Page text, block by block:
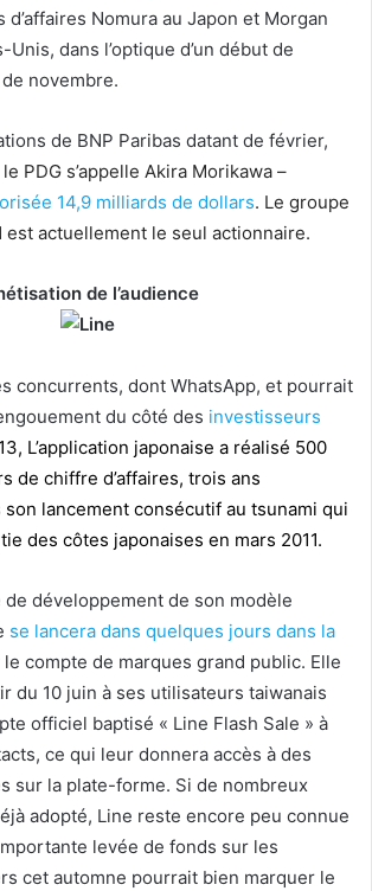
d’affaires Nomura au Japon et Morgan
Unis, dans l’optique d’un début de
novembre.
de BNP Paribas datant de février,
PDG s’appelle Akira Morikawa –
14,9 milliards de dollars. Le groupe
est actuellement le seul actionnaire.
de l’audience
concurrents, dont WhatsApp, et pourrait
du côté des investisseurs
L’application japonaise a réalisé 500
de chiffre d’affaires, trois ans
lancement consécutif au tsunami qui
des côtes japonaises en mars 2011.
développement de son modèle
se lancera dans quelques jours dans la
le compte de marques grand public. Elle
du 10 juin à ses utilisateurs taiwanais
officiel baptisé « Line Flash Sale » à
ce qui leur donnera accès à des
sur la plate-forme. Si de nombreux
adopté, Line reste encore peu connue
levée de fonds sur les
cet automne pourrait bien marquer le